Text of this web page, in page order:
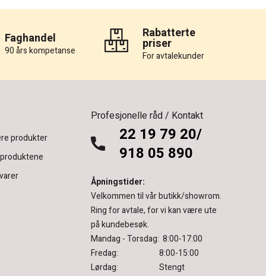
Faghandel
90 års kompetanse
Rabatterte
priser
For avtalekunder
produkter
Profesjonelle råd / Kontakt
22 19 79 20/
918 05 890
Åpningstider:
Velkommen til vår butikk/showrom.
Ring for avtale, for vi kan være ute
på kundebesøk.
Mandag - Torsdag: 8:00-17:00
Fredag: 8:00-15:00
Lørdag: Stengt